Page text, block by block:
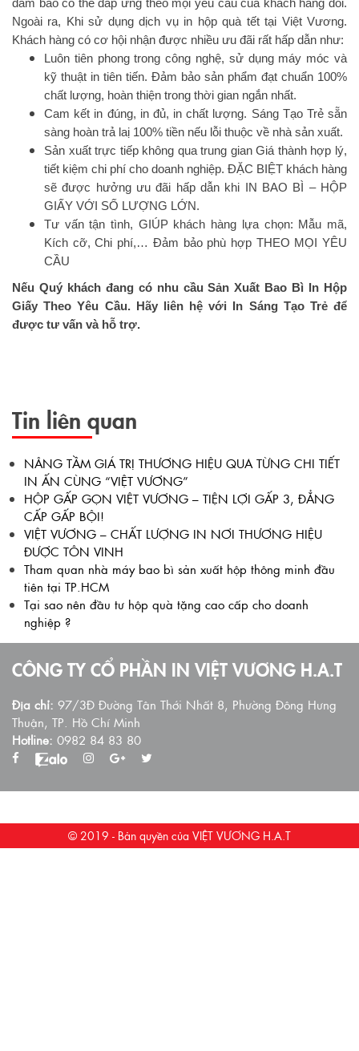
đảm bảo có thể đáp ứng theo mọi yêu cầu của khách hàng đối.
Ngoài ra, Khi sử dụng dịch vụ in hộp quà tết tại Việt Vương.
Khách hàng có cơ hội nhận được nhiều ưu đãi rất hấp dẫn như:
Luôn tiên phong trong công nghệ, sử dụng máy móc và
kỹ thuật in tiên tiến. Đảm bảo sản phẩm đạt chuẩn 100%
chất lượng, hoàn thiện trong thời gian ngắn nhất.
Cam kết in đúng, in đủ, in chất lượng. Sáng Tạo Trẻ sẵn
sàng hoàn trả laị 100% tiền nếu lỗi thuộc về nhà sản xuất.
Sản xuất trực tiếp không qua trung gian Giá thành hợp lý,
tiết kiệm chi phí cho doanh nghiệp. ĐẶC BIỆT khách hàng
sẽ được hưởng ưu đãi hấp dẫn khi IN BAO BÌ – HỘP
GIẤY VỚI SỐ LƯỢNG LỚN.
Tư vấn tận tình, GIÚP khách hàng lựa chọn: Mẫu mã,
Kích cỡ, Chi phí,… Đảm bảo phù hợp THEO MỌI YÊU
CẦU
Nếu Quý khách đang có nhu cầu Sản Xuất Bao Bì In Hộp
Giấy Theo Yêu Cầu. Hãy liên hệ với In Sáng Tạo Trẻ để
được tư vấn và hỗ trợ.
Tin liên quan
NÂNG TẦM GIÁ TRỊ THƯƠNG HIỆU QUA TỪNG CHI TIẾT
IN ẤN CÙNG “VIỆT VƯƠNG”
HỘP GẤP GỌN VIỆT VƯƠNG – TIỆN LỢI GẤP 3, ĐẲNG
CẤP GẤP BỘI!
VIỆT VƯƠNG – CHẤT LƯỢNG IN NƠI THƯƠNG HIỆU
ĐƯỢC TÔN VINH
Tham quan nhà máy bao bì sản xuất hộp thông minh đầu
tiên tại TP.HCM
Tại sao nên đầu tư hộp quà tặng cao cấp cho doanh
nghiệp ?
CÔNG TY CỔ PHẦN IN VIỆT VƯƠNG H.A.T
Địa chỉ: 97/3Đ Đường Tân Thới Nhất 8, Phường Đông Hưng
Thuận, TP. Hồ Chí Minh
Hotline: 0982 84 83 80
© 2019 - Bản quyền của VIỆT VƯƠNG H.A.T